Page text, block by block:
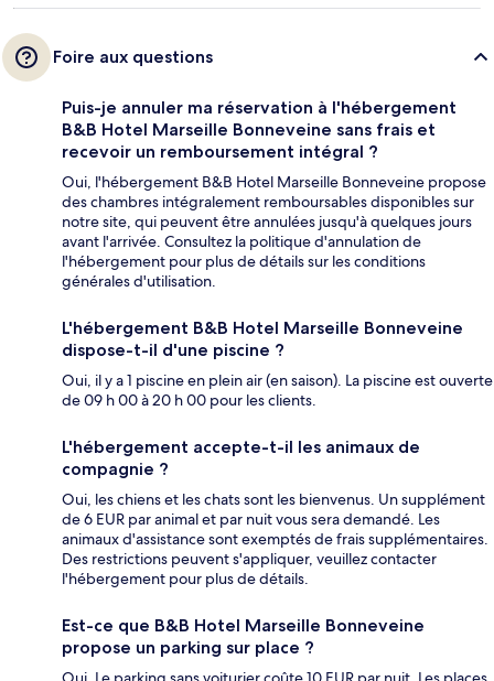
Foire aux questions
Puis-je annuler ma réservation à l'hébergement
B&B Hotel Marseille Bonneveine sans frais et
recevoir un remboursement intégral ?
Oui, l'hébergement B&B Hotel Marseille Bonneveine propose
des chambres intégralement remboursables disponibles sur
notre site, qui peuvent être annulées jusqu'à quelques jours
avant l'arrivée. Consultez la politique d'annulation de
l'hébergement pour plus de détails sur les conditions
générales d'utilisation.
L'hébergement B&B Hotel Marseille Bonneveine
dispose-t-il d'une piscine ?
Oui, il y a 1 piscine en plein air (en saison). La piscine est ouverte
de 09 h 00 à 20 h 00 pour les clients.
L'hébergement accepte-t-il les animaux de
compagnie ?
Oui, les chiens et les chats sont les bienvenus. Un supplément
de 6 EUR par animal et par nuit vous sera demandé. Les
animaux d'assistance sont exemptés de frais supplémentaires.
Des restrictions peuvent s'appliquer, veuillez contacter
l'hébergement pour plus de détails.
Est-ce que B&B Hotel Marseille Bonneveine
propose un parking sur place ?